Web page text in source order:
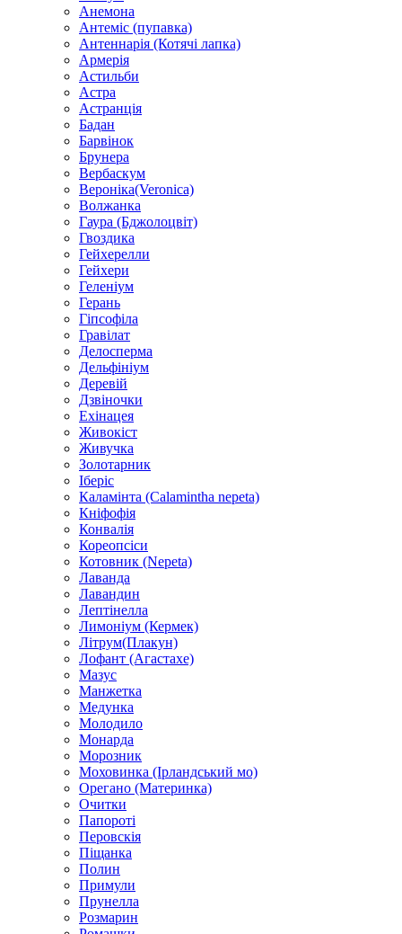
Анемона
Антеміс (пупавка)
Антеннарія (Котячі лапка)
Армерія
Астильби
Астра
Астранція
Бадан
Барвінок
Брунера
Вербаскум
Вероніка(Veronica)
Волжанка
Гаура (Бджолоцвіт)
Гвоздика
Гейхерелли
Гейхери
Геленіум
Герань
Гіпсофіла
Гравілат
Делосперма
Дельфініум
Деревій
Дзвіночки
Ехінацея
Живокіст
Живучка
Золотарник
Іберіс
Каламінта (Calamintha nepeta)
Кніфофія
Конвалія
Кореопсіси
Котовник (Nepeta)
Лаванда
Лавандин
Лептінелла
Лимоніум (Кермек)
Літрум(Плакун)
Лофант (Агастахе)
Мазус
Манжетка
Медунка
Молодило
Монарда
Морозник
Моховинка (Ірландський мо)
Орегано (Материнка)
Очитки
Папороті
Перовскія
Піщанка
Полин
Примули
Прунелла
Розмарин